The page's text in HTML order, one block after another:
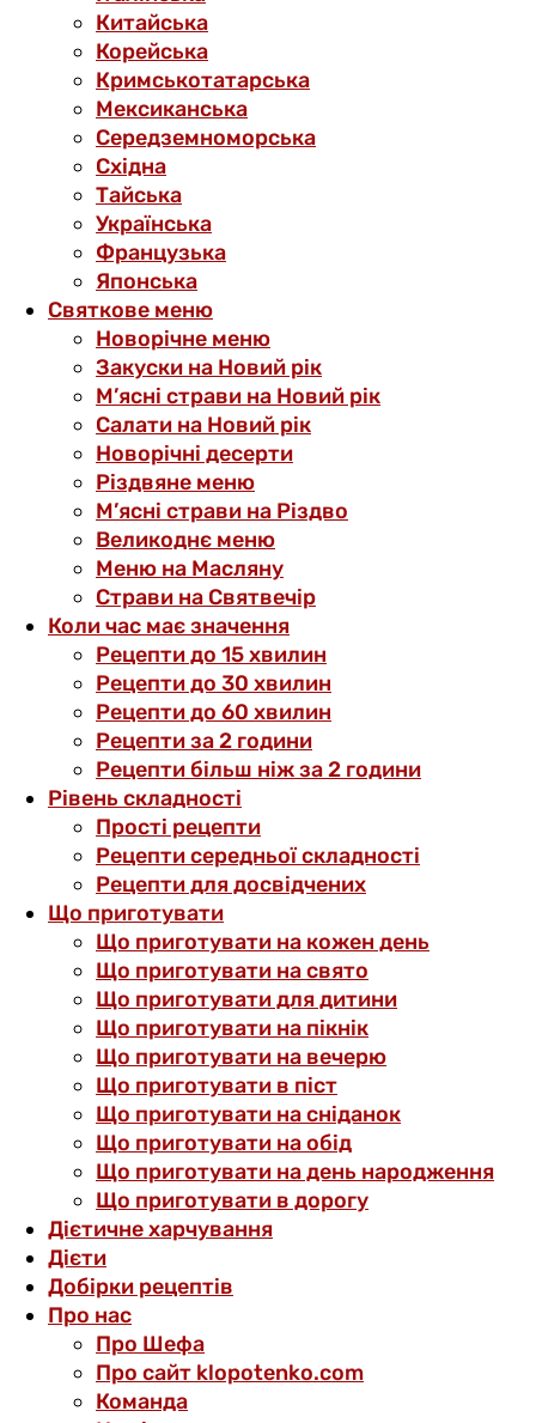
Китайська
Корейська
Кримськотатарська
Мексиканська
Середземноморська
Східна
Тайська
Українська
Французька
Японська
Святкове меню
Новорічне меню
Закуски на Новий рік
М’ясні страви на Новий рік
Салати на Новий рік
Новорічні десерти
Різдвяне меню
М’ясні страви на Різдво
Великоднє меню
Меню на Масляну
Страви на Святвечір
Коли час має значення
Рецепти до 15 хвилин
Рецепти до 30 хвилин
Рецепти до 60 хвилин
Рецепти за 2 години
Рецепти більш ніж за 2 години
Рівень складності
Прості рецепти
Рецепти середньої складності
Рецепти для досвідчених
Що приготувати
Що приготувати на кожен день
Що приготувати на свято
Що приготувати для дитини
Що приготувати на пікнік
Що приготувати на вечерю
Що приготувати в піст
Що приготувати на сніданок
Що приготувати на обід
Що приготувати на день народження
Що приготувати в дорогу
Дієтичне харчування
Дієти
Добірки рецептів
Про нас
Про Шефа
Про сайт klopotenko.com
Команда